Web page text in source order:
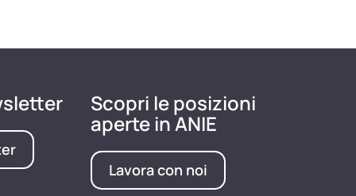
Scopri le posizioni
aperte in ANIE
Lavora con noi